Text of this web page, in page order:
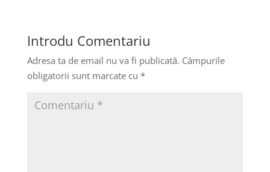
Introdu Comentariu
Adresa ta de email nu va fi publicată. Câmpurile
obligatorii sunt marcate cu *